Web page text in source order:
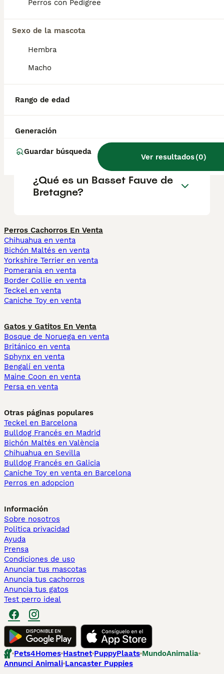
Perros con Pedigree
Sexo de la mascota
Hembra
Macho
Rango de edad
Generación
Guardar búsqueda
Ver resultados(0)
puerta.
¿Qué tamaño tiene un
de Bretagne aboie beaucoup
¿Qué es un Basset Fauve de
Bretagne?
Perros Cachorros En Venta
Chihuahua en venta
Bichón Maltés en venta
Yorkshire Terrier en venta
Pomerania en venta
Border Collie en venta
Teckel en venta
Caniche Toy en venta
Gatos y Gatitos En Venta
Bosque de Noruega en venta
Británico en venta
Sphynx en venta
Bengalí en venta
Maine Coon en venta
Persa en venta
Otras páginas populares
Teckel en Barcelona
Bulldog Francés en Madrid
Bichón Maltés en València
Chihuahua en Sevilla
Bulldog Francés en Galicia
Caniche Toy en venta en Barcelona
Perros en adopcion
Información
Sobre nosotros
Politica privacidad
Ayuda
Prensa
Condiciones de uso
Anunciar tus mascotas
Anuncia tus cachorros
Anuncia tus gatos
Test perro ideal
Pets4Homes Hastnet PuppyPlaats MundoAnimalia
Annunci Animali Lancaster Puppies